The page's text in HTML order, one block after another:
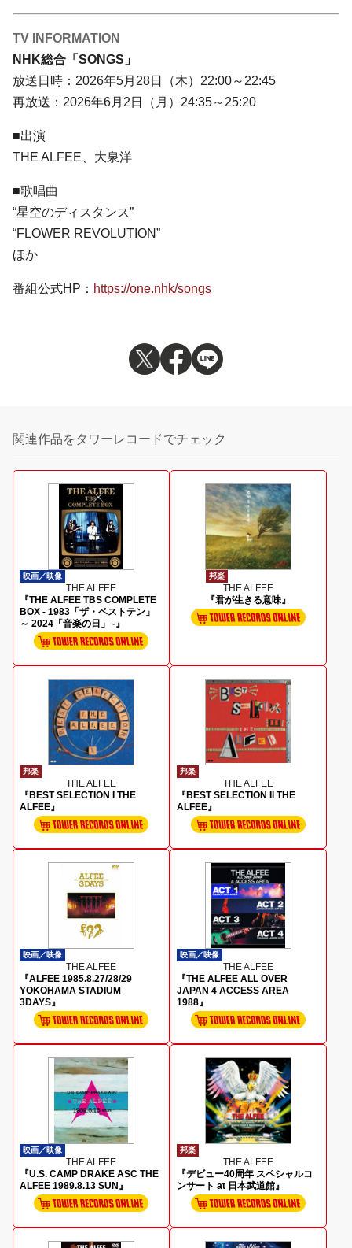
TV INFORMATION
NHK総合「SONGS」
放送日時：2026年5月28日（木）22:00～22:45
再放送：2026年6月2日（月）24:35～25:20
■出演
THE ALFEE、大泉洋
■歌唱曲
“星空のディスタンス”
“FLOWER REVOLUTION”
ほか
番組公式HP： https://one.nhk/songs
関連作品をタワーレコードでチェック
映画／映像
THE ALFEE
『THE ALFEE TBS COMPLETE
BOX - 1983「ザ・ベストテン」
～ 2024「音楽の日」 -』
邦楽
THE ALFEE
『君が生きる意味』
邦楽
THE ALFEE
『BEST SELECTION I THE
ALFEE』
邦楽
THE ALFEE
『BEST SELECTION II THE
ALFEE』
映画／映像
THE ALFEE
『ALFEE 1985.8.27/28/29
YOKOHAMA STADIUM
3DAYS』
映画／映像
THE ALFEE
『THE ALFEE ALL OVER
JAPAN 4 ACCESS AREA
1988』
映画／映像
THE ALFEE
『U.S. CAMP DRAKE ASC THE
ALFEE 1989.8.13 SUN』
邦楽
THE ALFEE
『デビュー40周年 スペシャルコ
ンサート at 日本武道館』